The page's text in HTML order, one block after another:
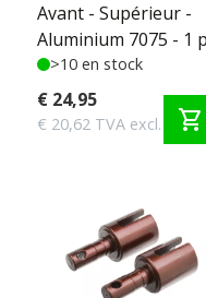
Avant - Supérieur -
Aluminium 7075 - 1
>10 en stock
€ 24,95
€ 20,62 TVA excl. shopping_cart